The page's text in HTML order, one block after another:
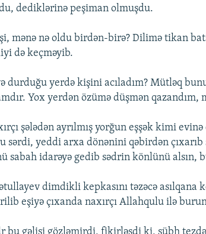
dediklərinə peşiman olmuşdu.
mənə nə oldu birdən-birə? Dilimə tikan
də keçməyib.
durduğu yerdə kişini acıladım? Mütləq
Yox yerdən özümə düşmən qazandım,
şələdən ayrılmış yorğun eşşək kimi
sərdi, yeddi arxa dönənini qəbirdən
sabah idarəyə gedib sədrin könlünü alsın,
dimdikli kepkasını təzəcə
eşiyə çıxanda naxırçı Allahqulu ilə